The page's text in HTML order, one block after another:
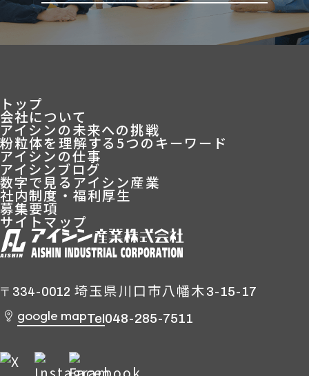
〒334-0012 埼玉県川口市八幡木3-15-17
google mapTel048-285-7511
トップ
会社について
アイシンの未来への挑戦
粉粒体を理解する5つのキーワード
アイシンの仕事
アイシンブログ
数字で見るアイシン産業
社内制度・福利厚生
募集要項
サイトマップ